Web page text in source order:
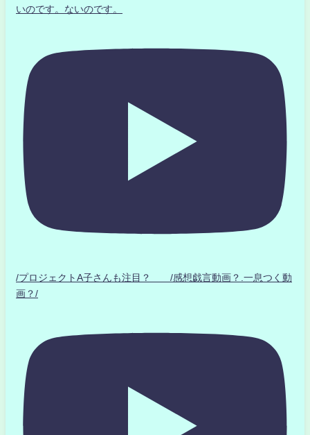
いのです。ないのです。
/プロジェクトA子さんも注目？ /感想戯言動画？.一息つく動
画？/